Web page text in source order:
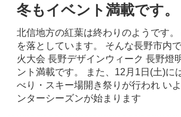
冬もイベント満載です。
北信地方の紅葉は終わりのようです
を落としています。 そんな長野市内
火大会 長野デザインウィーク 長野燈
ント満載です。 また、12月1日(土)に
べり・スキー場開き祭りが行われ い
ンターシーズンが始まります